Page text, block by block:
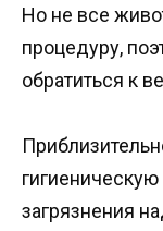
Но не все
процедуру,
обратиться к
загрязнения